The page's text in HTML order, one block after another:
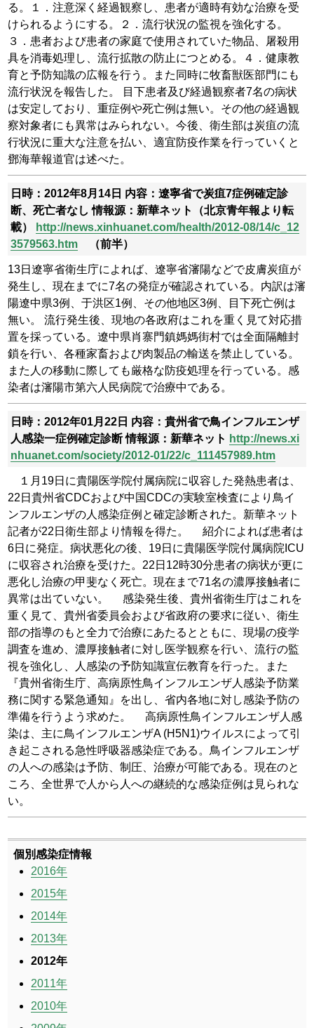
る。１．注意深く経過観察し、患者が適時有効な治療を受
けられるようにする。２．流行状況の監視を強化する。
３．患者および患者の家庭で使用されていた物品、屠殺用
具を消毒処理し、流行拡散の防止につとめる。４．健康教
育と予防知識の広報を行う。また同時に牧畜獣医部門にも
流行状況を報告した。
目下患者及び経過観察者7名の病状
は安定しており、重症例や死亡例は無い。その他の経過観
察対象者にも異常はみられない。今後、衛生部は炭疽の流
行状況に重大な注意を払い、適宜防疫作業を行っていくと
鄧海華報道官は述べた。
日時：2012年8月14日 内容：遼寧省で炭疽7症例確定診
断、死亡者なし 情報源：新華ネット（北京青年報より転
載）
http://news.xinhuanet.com/health/2012-08/14/c_12
3579563.htm （前半）
13日遼寧省衛生庁によれば、遼寧省瀋陽などで皮膚炭疽が
発生し、現在までに7名の発症が確認されている。内訳は瀋
陽遼中県3例、于洪区1例、その他地区3例、目下死亡例は
無い。
流行発生後、現地の各政府はこれを重く見て対応措
置を採っている。遼中県肖寨門鎮媽媽街村では全面隔離封
鎖を行い、各種家畜および肉製品の輸送を禁止している。
また人の移動に際しても厳格な防疫処理を行っている。感
染者は瀋陽市第六人民病院で治療中である。
日時：2012年01月22日 内容：貴州省で鳥インフルエンザ
人感染一症例確定診断情報源：新華ネット http://news.xi
nhuanet.com/society/2012-01/22/c_111457989.htm
１月19日に貴陽医学院付属病院に収容した発熱患者は、
22日貴州省CDCおよび中国CDCの実験室検査により鳥イ
ンフルエンザの人感染症例と確定診断された。新華ネット
記者が22日衛生部より情報を得た。
紹介によれば患者は
6日に発症。病状悪化の後、19日に貴陽医学院付属病院ICU
に収容され治療を受けた。22日12時30分患者の病状が更に
悪化し治療の甲斐なく死亡。現在まで71名の濃厚接触者に
異常は出ていない。
感染発生後、貴州省衛生庁はこれを
重く見て、貴州省委員会および省政府の要求に従い、衛生
部の指導のもと全力で治療にあたるとともに、現場の疫学
調査を進め、濃厚接触者に対し医学観察を行い、流行の監
視を強化し、人感染の予防知識宣伝教育を行った。また
『貴州省衛生庁、高病原性鳥インフルエンザ人感染予防業
務に関する緊急通知』を出し、省内各地に対し感染予防の
準備を行うよう求めた。
高病原性鳥インフルエンザ人感
染は、主に鳥インフルエンザA (H5N1)ウイルスによって引
き起こされる急性呼吸器感染症である。鳥インフルエンザ
の人への感染は予防、制圧、治療が可能である。現在のと
ころ、全世界で人から人への継続的な感染症例は見られな
い。
個別感染症情報
2016年
2015年
2014年
2013年
2012年
2011年
2010年